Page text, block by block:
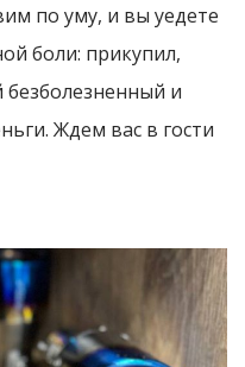
по уму, и вы уедете
боли: прикупил,
безболезненный и
Ждем вас в гости